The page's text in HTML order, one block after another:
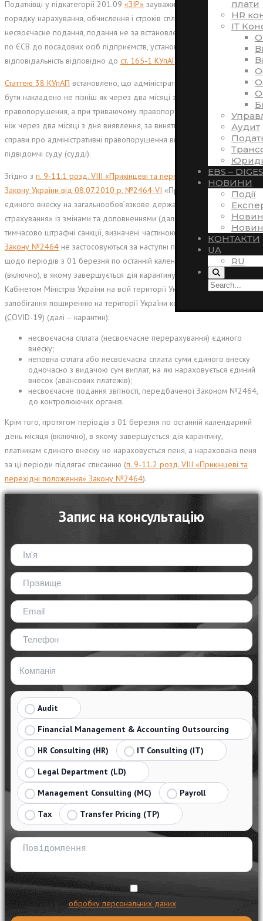
плати
HR
ІТ
Аудит
EBS –
НОВИНИ
Події
КОНТАКТИ
UA
RU
Податківці у підкатегорії 201.09 «ЗІР» зауважили, що за порушення
порядку нарахування, обчислення і строків сплати ЄСВ, неподання,
несвоєчасне подання, подання не за встановленою формою звітності
по ЄСВ до посадових осіб підприємств, установ застосовується
відповідальність відповідно до ст. 165-1 КУпАП
Статтею 38 КУпАП встановлено, що адміністративне стягнення може
бути накладено не пізніш як через два місяці з дня вчинення
правопорушення, а при триваючому правопорушенні – не пізніше
ніж через два місяці з дня виявлення, за винятком випадків, коли
справи про адміністративні правопорушення відповідно до КУпАП
підвідомчі суду (судді).
Згідно з п. 9-11.1 розд. VIII «Прикінцеві та перехідні положення»
Закону України від 08.07.2010 р. №2464-VI «Про збір та облік
єдиного внеску на загальнообов’язкове державне соціальне
страхування» із змінами та доповненнями (далі – Закон №2464)
тимчасово штрафні санкції, визначені частиною одинадцятоюст. 25
Закону №2464 не застосовуються за наступні порушення, вчинені
щодо періодів з 01 березня по останній календарний день місяця
(включно), в якому завершується дія карантину, встановленого
Кабінетом Міністрів України на всій території України з метою
запобігання поширенню на території України коронавірусної хвороби
(COVID-19) (далі – карантин):
несвоєчасна сплата (несвоєчасне перерахування) єдиного
внеску;
неповна сплата або несвоєчасна сплата суми єдиного внеску
одночасно з видачою сум виплат, на які нараховується єдиний
внесок (авансових платежів);
несвоєчасне подання звітності, передбаченої Законом №2464,
до контролюючих органів.
Крім того, протягом періодів з 01 березня по останній календарний
день місяця (включно), в якому завершується дія карантину,
платникам єдиного внеску не нараховується пеня, а нарахована пеня
за ці періоди підлягає списанню (п. 9-11.2 розд. VIII «Прикінцеві та
перехідні положення» Закону №2464).
Запис на консультацію
Audit
Financial Management & Accounting Outsourcing
HR Consulting (HR)
IT Consulting (IT)
Legal Department (LD)
Management Consulting (MC)
Payroll
Tax
Transfer Pricing (TP)
Я даю згоду наобробку персональних даних